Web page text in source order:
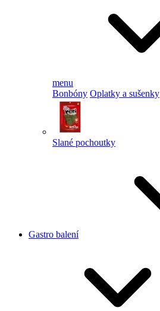
menu
Bonbóny Oplatky a sušenky
Slané pochoutky
Gastro balení